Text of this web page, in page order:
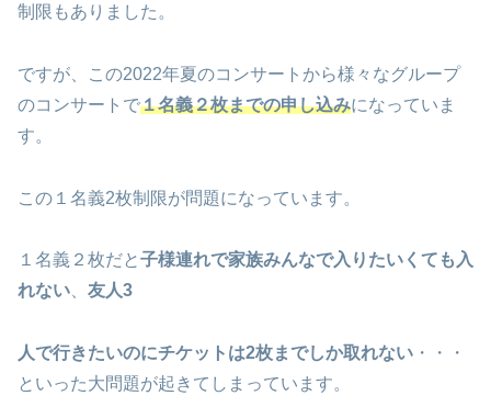
制限もありました。
ですが、この2022年夏のコンサートから様々なグループ
のコンサートで１名義２枚までの申し込みになっていま
す。
この１名義2枚制限が問題になっています。
１名義２枚だと子様連れで家族みんなで入りたいくても入
れない、 友人3
人で行きたいのにチケットは2枚までしか取れない ・・・
といった大問題が起きてしまっています。